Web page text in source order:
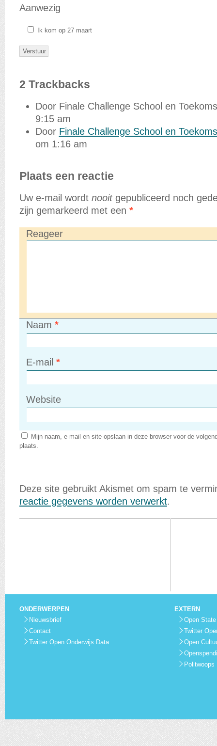
Aanwezig
Ik kom op 27 maart
2 Trackbacks
Door Finale Challenge School en
9:15 am
Door Finale Challenge School en
om 1:16 am
Plaats een reactie
Uw e-mail wordt nooit gepubliceerd noch
zijn gemarkeerd met een *
Reageer
Naam *
E-mail *
Website
Mijn naam, e-mail en site opslaan in deze browser voor de
plaats.
Deze site gebruikt Akismet om spam te
reactie gegevens worden verwerkt.
ONDERWERPEN
Nieuwsbrief
Contact
Twitter Open Onderwijs Data
EXTERN
Open
Twitter
Open
Politwoops